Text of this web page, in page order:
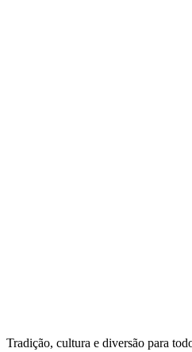
Tradição, cultura e diversão para